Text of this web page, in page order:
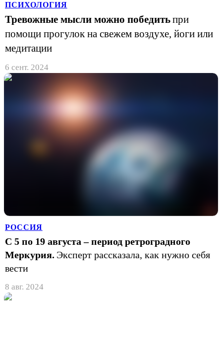
ПСИХОЛОГИЯ
Тревожные мысли можно победитьпри
помощи прогулок на свежем воздухе, йоги или
медитации
6 сент. 2024
РОССИЯ
С 5 по 19 августа – период ретроградного
Меркурия. Эксперт рассказала, как нужно себя
вести
8 авг. 2024